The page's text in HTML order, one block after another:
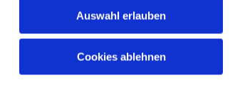
Auswahl erlauben
Cookies ablehnen